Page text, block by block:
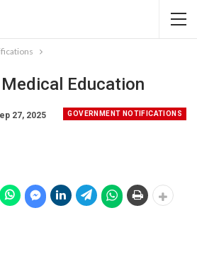
Education
GOVERNMENT NOTIFICATIONS
27, 2025